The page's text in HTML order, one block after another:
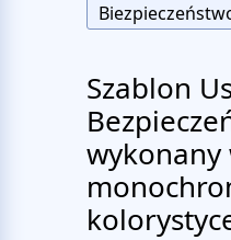
Szablon
wykonany